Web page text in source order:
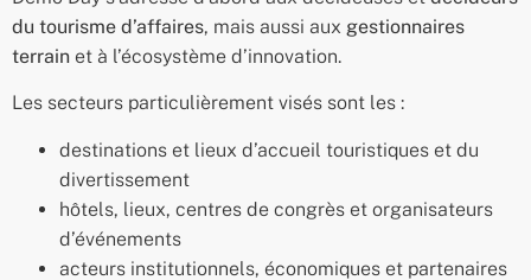
du tourisme d’affaires, mais aussi aux gestionnaires
terrain et à l’écosystème d’innovation.
Les secteurs particulièrement visés sont les :
destinations et lieux d’accueil touristiques et du
divertissement
hôtels, lieux, centres de congrès et organisateurs
d’événements
acteurs institutionnels, économiques et partenaires